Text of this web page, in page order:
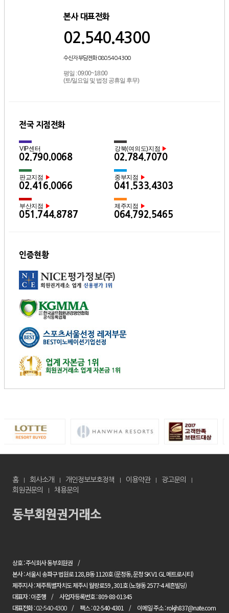
본사 대표전화
02.540.4300
수신자 부담전화 080.540.4300
평일 : 09:00~18:00
(토/일요일 및 법정 공휴일 후무)
전국 지점전화
VIP센터
02.790.0068
강북(여의도)지점 ▶
02.784.7070
판교지점 ▶
02.416.0066
중부지점 ▶
041.533.4303
부산지점 ▶
051.744.8787
제주지점 ▶
064.792.5465
인증현황
홈 회사소개 개인정보보호정책 이용약관
광고문의
회원권문의
채용문의
상호 : 주식회사 동부회원권
본사 : 서울시 송파구 법원로 128, B동 1120호 (문정동, 문정 SK V1 GL 메트로시티)
제주지사 : 제주특별자치도 제주시 월랑로59 , 301호 (노형동 2577-4 세흔빌딩)
대표자 : 이준행
사업자등록번호 : 809-88-01345
대표전화 :02-540-4300 팩스 : 02-540-4301 이메일 주소 : rokjh837@nate.com